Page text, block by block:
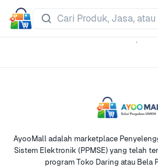
AyooMall adalah marketplace
Sistem Elektronik (PPMSE) yang telah
program Toko Daring atau Bela